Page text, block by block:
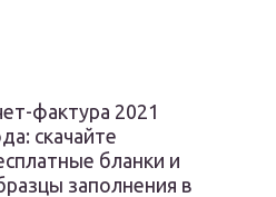
фактура 2021
скачайте
бланки и
заполнения в